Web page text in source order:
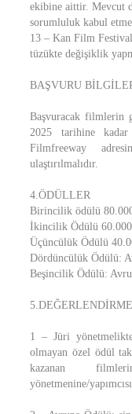
ekibine aittir. Mevcut
sorumluluk kabul
13 – Kan Film
tüzükte değişiklik
BAŞVURU
Başvuracak filmlerin
2025 tarihine
Filmfreeway
ulaştırılmalıdır.
4.ÖDÜLLER
Birincilik ödülü
İkincilik Ödülü
Üçüncülük Ödülü
Dördüncülük Ödülü:
Beşincilik Ödülü:
5.DEĞERLENDİRME
1 – Jüri
olmayan özel ödül
kazanan
yönetmenine/